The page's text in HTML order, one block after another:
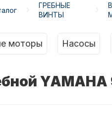
ГРЕБНЫЕ
ВИНТЫ
моторы Насосы